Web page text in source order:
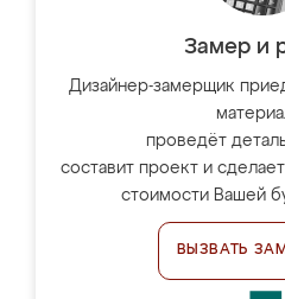
Замер и
Дизайнер-замерщик
проведёт
составит проект и
стоимости Вашей
ВЫЗВАТЬ